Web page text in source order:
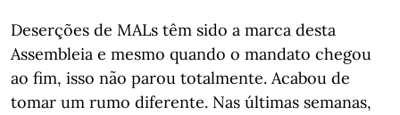
Deserções de MALs têm sido a marca desta
Assembleia e mesmo quando o mandato chegou
ao fim, isso não parou totalmente. Acabou de
tomar um rumo diferente. Nas últimas semanas,